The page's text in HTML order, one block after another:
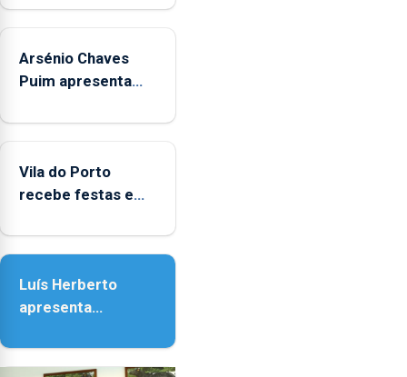
aos
durante
o
de
entre
as
e
as
18h00.
Arsénio Chaves
Puim apresenta
de Vila do Porto
Vila do Porto
recebe festas em
Senhora da
Luís Herberto
apresenta
Paisagem’